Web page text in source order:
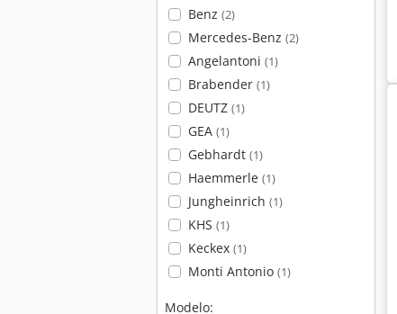
Benz (2)
Mercedes-Benz (2)
Angelantoni (1)
Brabender (1)
DEUTZ (1)
GEA (1)
Gebhardt (1)
Haemmerle (1)
Jungheinrich (1)
KHS (1)
Keckex (1)
Monti Antonio (1)
Modelo: